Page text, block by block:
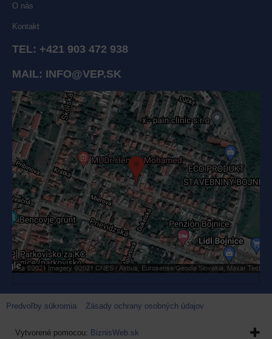
O nás
Kontakt
TEL: +421 903 472 938
MAIL: INFO@VEP.SK
Externý obsah je blokovaný Voľbami súkromia
Prajete si načítať externý obsah?
Povoliť tentokrát
Povoliť a zapamätať - súhlas s druhom cookie: Funkčné
Otvoriť obsah v novom okne
Predvoľby súkromia Zásady ochrany osobných údajov
Vytvorené pomocou: BiznisWeb.sk